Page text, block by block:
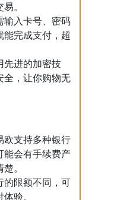
。
输入卡号、密码
能完成支付，超
先进的加密技
全，让你购物无
欧支持多种银行
能会有手续费产
。
的限额不同，可
验。